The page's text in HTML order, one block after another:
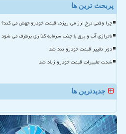
پربحث ترین ها
چرا وقتی نرخ ارز می ریزد، قیمت خودرو جهش می کند؟
ناترازی آب و برق با جذب سرمایه گذاری برطرف می شود
دور تغییر قیمت خودرو تند شد
شدت تغییرات قیمت خودرو زیاد شد
جدیدترین ها